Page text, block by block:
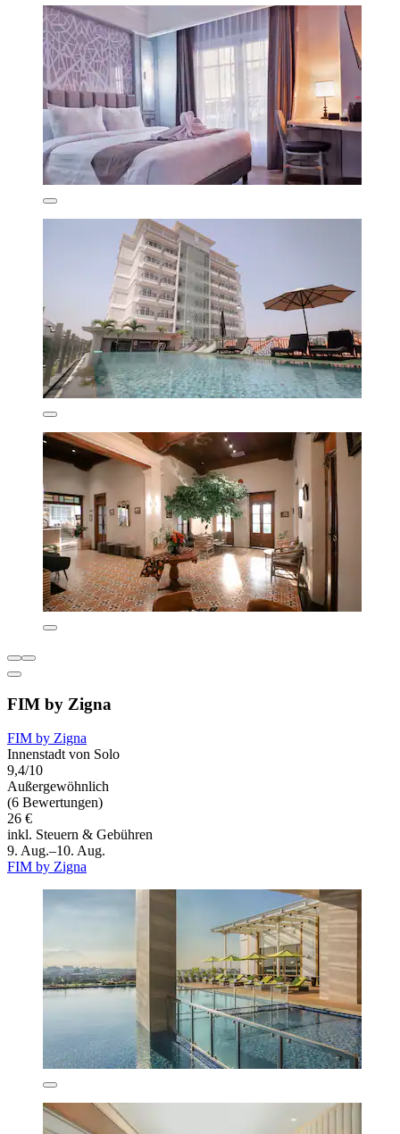
FIM by Zigna
FIM by Zigna
Innenstadt von Solo
9,4/10
Außergewöhnlich
(6 Bewertungen)
26 €
inkl. Steuern & Gebühren
9. Aug.–10. Aug.
FIM by Zigna